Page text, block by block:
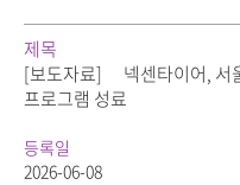
제목
[보도자료]
넥센타이어, 서
프로그램 성료
등록일
2026-06-08